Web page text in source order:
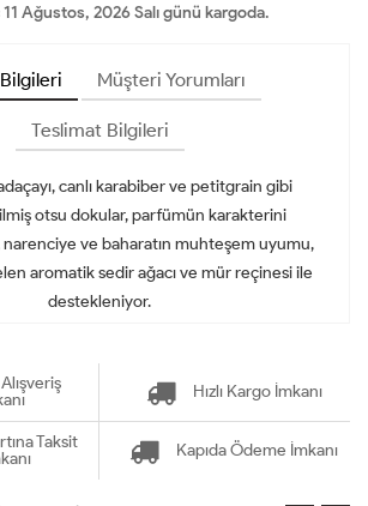
11 Ağustos, 2026 Salı günü kargoda.
Müşteri Yorumları
Teslimat Bilgileri
adaçayı, canlı karabiber ve petitgrain gibi
otsu dokular, parfümün karakterini
ve baharatın muhteşem uyumu,
aromatik sedir ağacı ve mür reçinesi ile
destekleniyor.
Hızlı Kargo İmkanı
Taksit
Kapıda Ödeme İmkanı